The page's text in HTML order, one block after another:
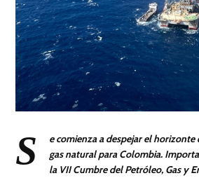
S
e comienza a despejar el
gas natural para Colombia.
la VII Cumbre del Petróleo, Gas y